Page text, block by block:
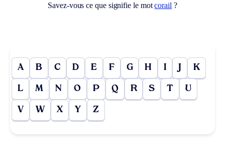
Savez-vous ce que signifie le motcorail ?
A B C D E F G H I J K
L M N O P Q R S T U
V W X Y Z